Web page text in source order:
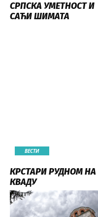
СРПСКА УМЕТНОСТ И
САЋИ ШИМАТА
ВЕСТИ
КРСТАРИ РУДНОМ НА
КВАДУ